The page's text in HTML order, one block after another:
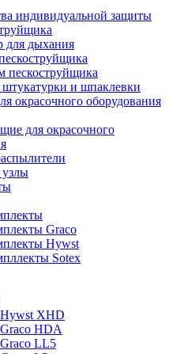
индивидуальной защиты
для дыхания
пескоструйщика
и шпаклевки
окрасочного оборудования
для окрасочного
Graco
Hywst
Sotex
XHD
HDA
LL5